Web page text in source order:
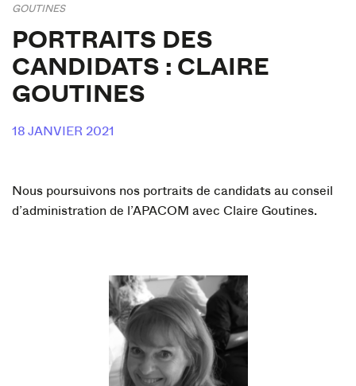
GOUTINES
PORTRAITS DES
CANDIDATS : CLAIRE
GOUTINES
18 JANVIER 2021
Nous poursuivons nos portraits de candidats au conseil
d’administration de l’APACOM avec Claire Goutines.